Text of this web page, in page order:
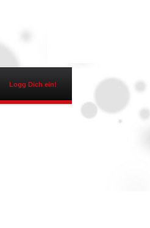
Logg Dich ein!